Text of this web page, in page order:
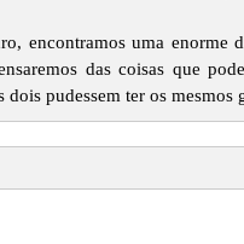
encontramos uma enorme
das coisas que
pudessem ter os mesmos